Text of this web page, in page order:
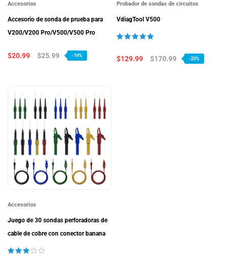
Accesorios
Accesorio de sonda de prueba para
V200/V200 Pro/V500/V500 Pro
$20.99 $25.99 -19%
Probador de sondas de circuitos
VdiagTool V500
$129.99 $170.99 -23%
Accesorios
Juego de 30 sondas perforadoras de
cable de cobre con conector banana